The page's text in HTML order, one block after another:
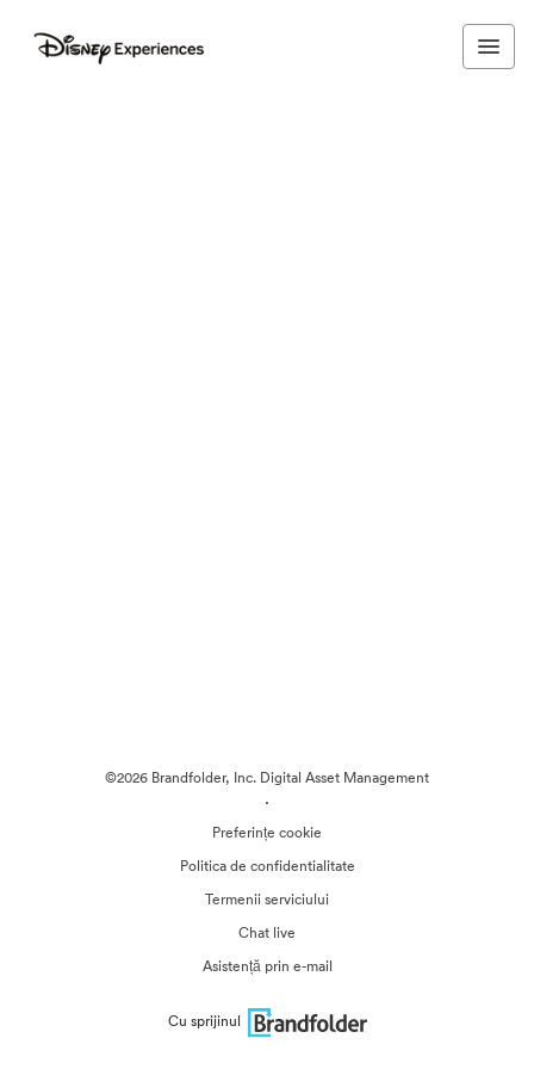
©2026 Brandfolder, Inc. Digital Asset Management
·
Preferințe cookie
Politica de confidentialitate
Termenii serviciului
Chat live
Asistență prin e-mail
Cu sprijinul